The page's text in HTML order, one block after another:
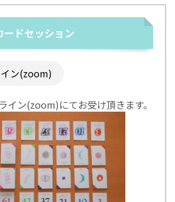
ードセッション
ン(zoom)
イン(zoom)にてお受け頂きます。